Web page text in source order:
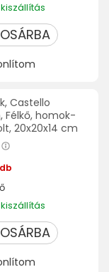
Castello
Félkő, homok-
20x20x14 cm